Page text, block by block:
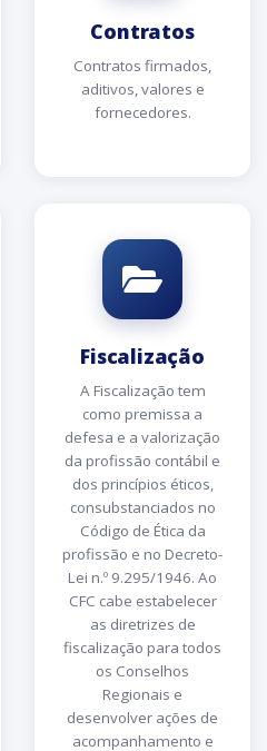
Contratos
Contratos firmados,
aditivos, valores e
fornecedores.
Fiscalização
A Fiscalização tem
como premissa a
defesa e a valorização
da profissão contábil e
dos princípios éticos,
consubstanciados no
Código de Ética da
profissão e no Decreto-
Lei n.º 9.295/1946. Ao
CFC cabe estabelecer
as diretrizes de
fiscalização para todos
os Conselhos
Regionais e
desenvolver ações de
acompanhamento e